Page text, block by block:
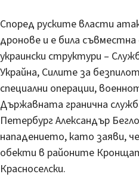
Според руските власти
дронове и е била съвместна
украински структури –
Украйна, Силите за
специални операции,
Държавната гранична
Петербург Александър
нападението, като заяви,
обекти в районите
Красноселски.